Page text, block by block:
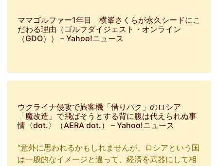
ママゴルファー1年目 横峯さくらが永久シードにこ
だわる理由（ゴルフダイジェスト・オンライン
（GDO）） – Yahoo!ニュース
ウクライナ侵攻で旅客機「借りパク」のロシア
「魔改造」で飛ばそうとする背に腹は代えられぬ事
情〈dot.〉（AERA dot.） – Yahoo!ニュース
“意外に思われるかもしれませんが、ロシアという国
は一般的なイメージと違って、経済を武器にして相